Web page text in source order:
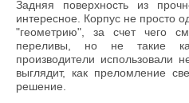
Задняя поверхность из
интересное. Корпус не просто
"геометрию", за счет чего
переливы, но не такие
производители использовали
выглядит, как преломление
решение.